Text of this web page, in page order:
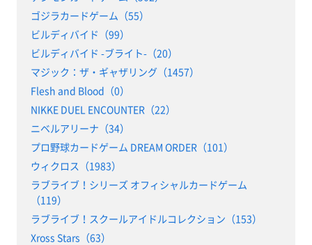
ゴジラカードゲーム（55）
ビルディバイド（99）
ビルディバイド -ブライト-（20）
マジック：ザ・ギャザリング（1457）
Flesh and Blood（0）
NIKKE DUEL ENCOUNTER（22）
ニベルアリーナ（34）
プロ野球カードゲーム DREAM ORDER（101）
ウィクロス（1983）
ラブライブ！シリーズ オフィシャルカードゲーム
（119）
ラブライブ！スクールアイドルコレクション（153）
Xross Stars（63）